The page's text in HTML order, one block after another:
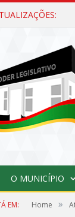
O MUNICÍPIO
EM: Home »